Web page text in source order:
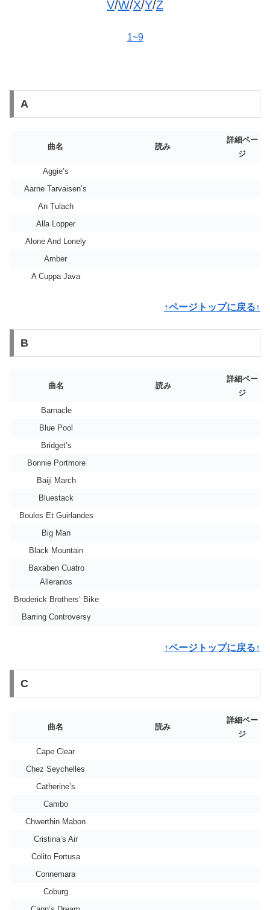
V/W/X/Y/Z
1~9
A
曲名 読み
詳細ペー
ジ
Aggie’s
Aarne Tarvaisen’s
An Tulach
Alla Lopper
Alone And Lonely
Amber
A Cuppa Java
↑ページトップに戻る↑
B
曲名 読み
詳細ペー
ジ
Barnacle
Blue Pool
Bridget’s
Bonnie Portmore
Baiji March
Bluestack
Boules Et Guirlandes
Big Man
Black Mountain
Baxaben Cuatro
Alleranos
Broderick Brothers’ Bike
Barring Controversy
↑ページトップに戻る↑
C
曲名 読み
詳細ペー
ジ
Cape Clear
Chez Seychelles
Catherine’s
Cambo
Chwerthin Mabon
Cristina’s Air
Colito Fortusa
Connemara
Coburg